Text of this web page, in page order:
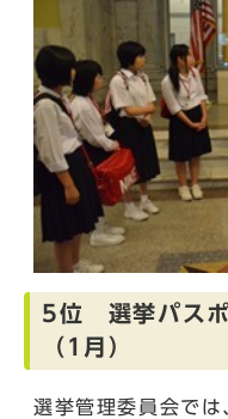
5位 選挙パスポ
（1月）
選挙管理委員会で